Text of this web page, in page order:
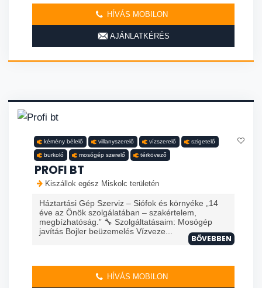
HÍVÁS MOBILON
AJÁNLATKÉRÉS
kémény bélelő villanyszerelő vízszerelő szigetelő
burkoló mosógép szerelő térkövező
PROFI BT
Kiszállok egész Miskolc területén
Háztartási Gép Szerviz – Siófok és környéke „14
éve az Önök szolgálatában – szakértelem,
megbízhatóság.” 🔧 Szolgáltatásaim: Mosógép
javítás Bojler beüzemelés Vízveze...
BŐVEBBEN
HÍVÁS MOBILON